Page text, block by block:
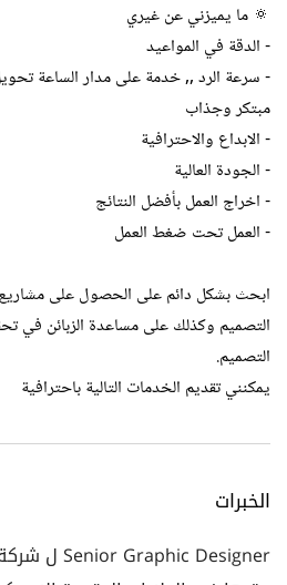
🔅 ما يميزني عن غيري
- الدقة في المواعيد
- سرعة الرد ,, خدمة على مدار الساعة
مبتكر وجذاب
- الابداع والاحترافية
- الجودة العالية
- اخراج العمل بأفضل النتائج
- العمل تحت ضغط العمل
ابحث بشكل دائم على الحصول على
التصميم وكذلك على مساعدة الزبائن في
التصميم.
يمكنني تقديم الخدمات التالية باحترافية
الخبرات